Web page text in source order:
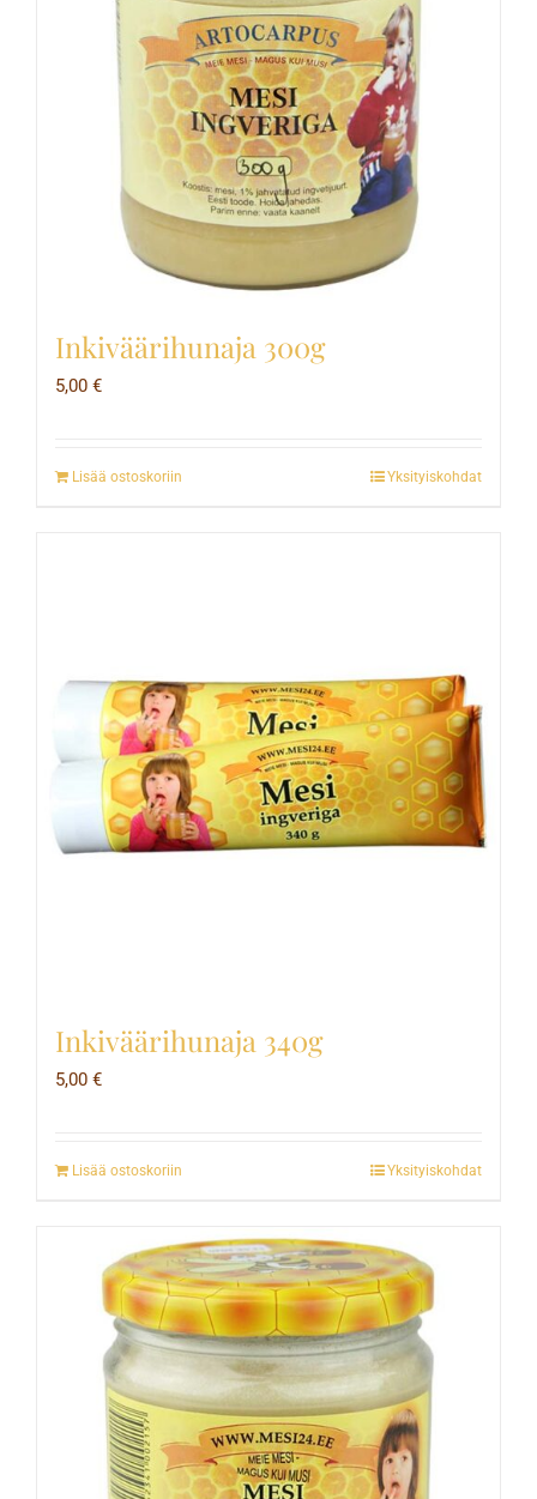
Inkiväärihunaja 300g
5,00 €
Lisää ostoskoriin Yksityiskohdat
Inkiväärihunaja 340g
5,00 €
Lisää ostoskoriin Yksityiskohdat